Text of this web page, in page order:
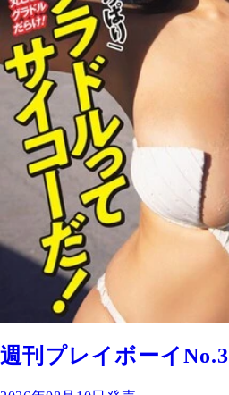
週刊プレイボーイ